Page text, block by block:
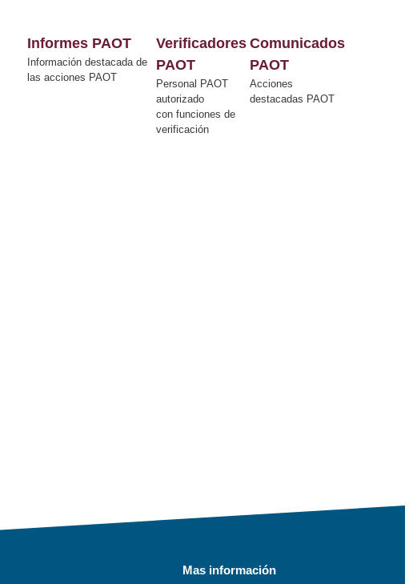
Informes PAOT
Información destacada de
las acciones PAOT
Verificadores
PAOT
Personal PAOT
autorizado
con funciones de
verificación
Comunicados
PAOT
Acciones
destacadas PAOT
Mas información